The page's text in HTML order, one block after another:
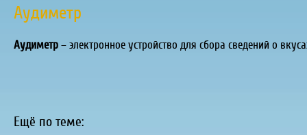
Аудиметр
Аудиметр– электронное устройство для сбора сведений о
Ещё по теме: